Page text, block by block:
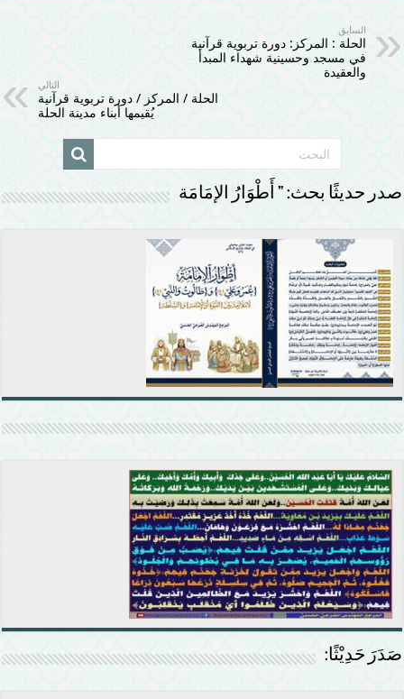
السابق
الحلة : المركز: دورة تربوية قرآنية
في مسجد وحسينية شهداء المبدأ
والعقيدة
التالي
الحلة / المركز / دورة تربوية قرآنية
يُقيمها أبناء مدينة الحلة
صدر حديثًا بحث: ” أَطْوَارُ الإمَامَة
صَدَرَ حَدِيْثًا: